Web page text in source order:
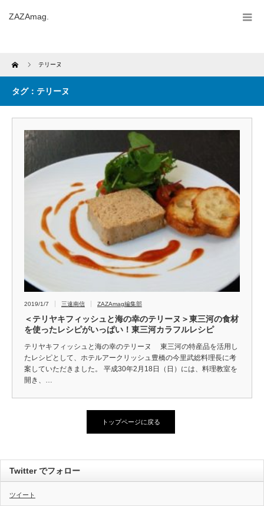
ZAZAmag.
Home テリーヌ
タグ：テリーヌ
2019/1/7 三遠南信 ZAZAmag編集部
＜テリヤキフィッシュと海の幸のテリーヌ＞東三河の食材
を使ったレシピがいっぱい！東三河カラフルレシピ
テリヤキフィッシュと海の幸のテリーヌ 東三河の特産品を活用し
たレシピとして、ホテルアークリッシュ豊橋の今里武総料理長に考
案していただきました。 平成30年2月18日（日）には、料理教室を
開き、…
トップページに戻る
Twitter でフォロー
ツイート